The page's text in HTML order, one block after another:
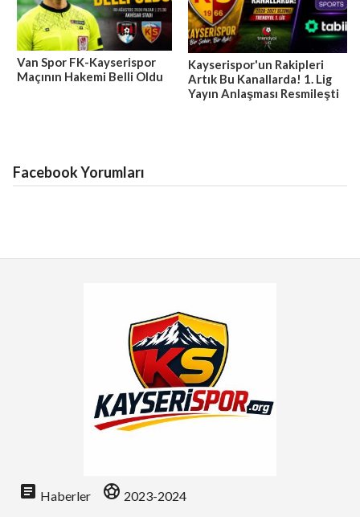
Van Spor FK-Kayserispor
Maçının Hakemi Belli Oldu
Kayserispor'un Rakipleri
Artık Bu Kanallarda! 1. Lig
Yayın Anlaşması Resmileşti
Facebook Yorumları
article Haberler sports_soccer 2023-2024